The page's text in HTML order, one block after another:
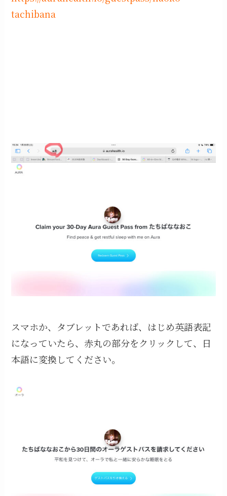
tachibana
スマホか、タブレットであれば、はじめ英語表記
になっていたら、赤丸の部分をクリックして、日
本語に変換してください。